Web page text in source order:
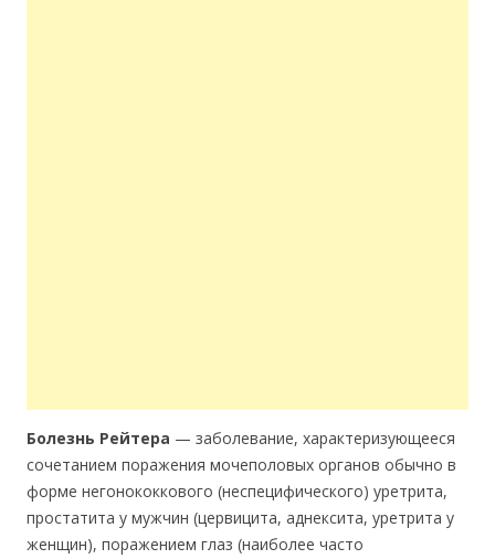
Болезнь Рейтера — заболевание, характеризующееся
сочетанием поражения мочеполовых органов обычно в
форме негонококкового (неспецифического) уретрита,
простатита у мужчин (цервицита, аднексита, уретрита у
женщин), поражением глаз (наиболее часто